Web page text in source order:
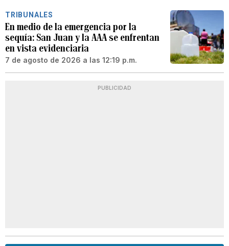
TRIBUNALES
En medio de la emergencia por la
sequía: San Juan y la AAA se enfrentan
en vista evidenciaria
7 de agosto de 2026 a las 12:19 p.m.
PUBLICIDAD